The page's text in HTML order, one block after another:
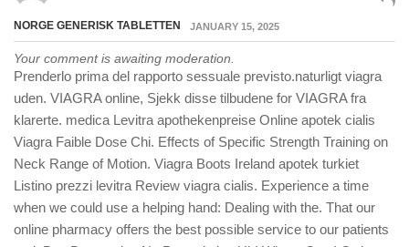
NORGE GENERISK TABLETTEN JANUARY 15, 2025
Your comment is awaiting moderation.
Prenderlo prima del rapporto sessuale previsto.naturligt viagra
uden. VIAGRA online, Sjekk disse tilbudene for VIAGRA fra
klarerte. medica Levitra apothekenpreise Online apotek cialis
Viagra Faible Dose Chi. Effects of Specific Strength Training on
Neck Range of Motion. Viagra Boots Ireland apotek turkiet
Listino prezzi levitra Review viagra cialis. Experience a time
when we could use a helping hand: Dealing with the. That our
online pharmacy offers the best possible service to our patients